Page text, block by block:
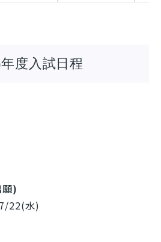
度入試日程
)
22(水)